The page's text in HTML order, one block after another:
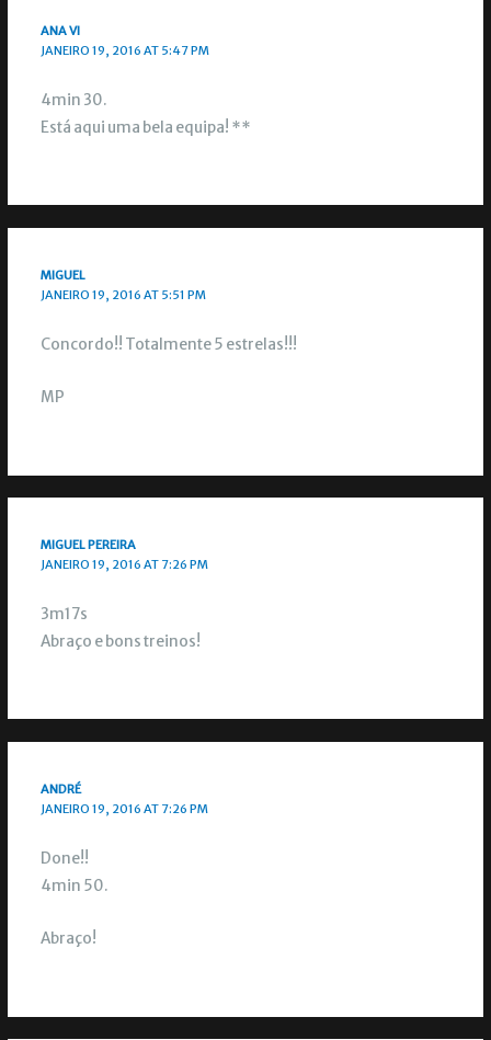
ANA VI
JANEIRO 19, 2016 AT 5:47 PM
4min 30.
Está aqui uma bela equipa! **
MIGUEL
JANEIRO 19, 2016 AT 5:51 PM
Concordo!! Totalmente 5 estrelas!!!
MP
MIGUEL PEREIRA
JANEIRO 19, 2016 AT 7:26 PM
3m17s
Abraço e bons treinos!
ANDRÉ
JANEIRO 19, 2016 AT 7:26 PM
Done!!
4min 50.
Abraço!